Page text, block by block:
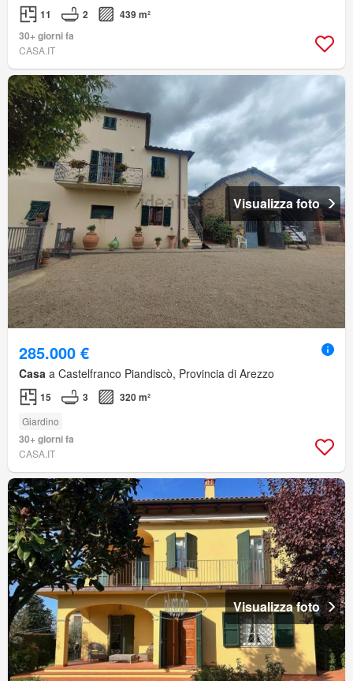
11 2
439 m²
30+ giorni fa
CASA.IT
Visualizza foto
285.000 €
Casa a Castelfranco Piandiscò, Provincia di Arezzo
15 3 320 m²
Giardino
30+ giorni fa
CASA.IT
Visualizza foto